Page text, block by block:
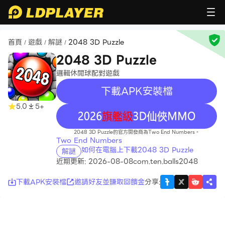
首頁 / 遊戲 / 解謎 / 2048 3D Puzzle
5.0 5+
2048 3D Puzzle
邏輯休閒球配對遊戲
下載APK安裝檔
recommend
2048 3D Puzzle的官方開發商為Two End Numbers。
Two End Numbers
解謎 如何在電腦上下載2048 3D Puzzle
近期更新: 2026-08-08com.ten.balls2048
下載APK安裝檔
邀請好友並賺取回饋金分享: